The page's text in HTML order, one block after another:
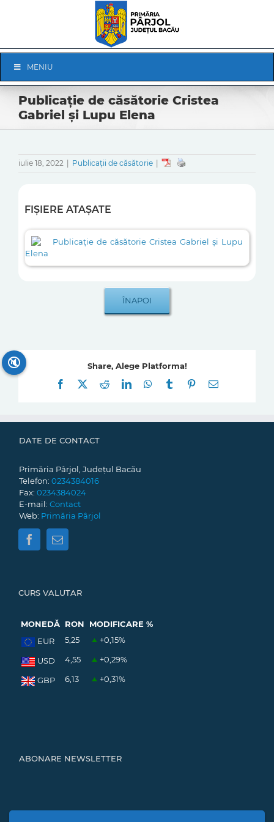
Navigation
MENIU
Publicație de căsătorie Cristea
Gabriel și Lupu Elena
iulie 18, 2022 Publicații de căsătorie
FIȘIERE ATAȘATE
Publicație de căsătorie Cristea Gabriel și Lupu
Elena
Share, Alege Platforma!
Facebook
RedditLinkedInWhatsApp
Tumblr Pinterest
E-
DATE DE CONTACT
Primăria Pârjol, Județul Bacău
Telefon: 0234384016
Fax: 0234384024
E-mail: Contact
Web: Primăria Pârjol
CURS VALUTAR
MONEDĂ RON
MODIFICARE %
EUR
5,25 +0,15%
USD 4,55 +0,29%
GBP 6,13 +0,31%
ABONARE NEWSLETTER
🔇